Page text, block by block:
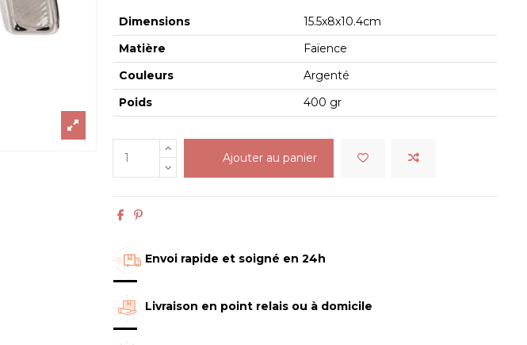
Dimensions
15.5x8x10.4cm
Matière
Faïence
Couleurs
Argenté
Poids
400 gr
Ajouter au panier
Envoi rapide et soigné en 24h
Livraison en point relais ou à domicile